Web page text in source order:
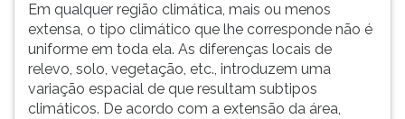
Em qualquer região climática, mais ou menos
extensa, o tipo climático que lhe corresponde não é
uniforme em toda ela. As diferenças locais de
relevo, solo, vegetação, etc., introduzem uma
variação espacial de que resultam subtipos
climáticos. De acordo com a extensão da área,